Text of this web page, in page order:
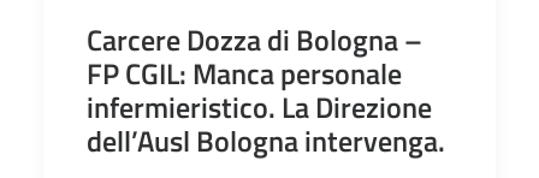
Carcere Dozza di Bologna –
FP CGIL: Manca personale
infermieristico. La Direzione
dell’Ausl Bologna intervenga.